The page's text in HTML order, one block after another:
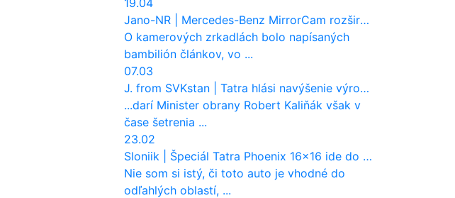
19.04
Jano-NR
Mercedes-Benz MirrorCam rozširuje vodičovi výhľad a uberá autobusom odpor vzduchu
O kamerových zrkadlách bolo napísaných
bambilión článkov, vo ...
07.03
J. from SVKstan
Tatra hlási navýšenie výroby a nárast tržieb. Ktorí odberatelia sú kľúčoví?
...darí Minister obrany Robert Kaliňák však v
čase šetrenia ...
23.02
Sloniik
Špeciál Tatra Phoenix 16×16 ide do Austrálie. Na čo bude slúžiť?
Nie som si istý, či toto auto je vhodné do
odľahlých oblastí, ...